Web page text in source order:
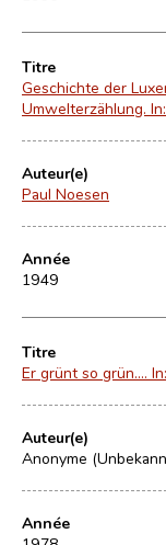
Titre
Geschichte der
Umwelterzählung.
Auteur(e)
Paul Noesen
Année
1949
Titre
Er grünt so grün....
Auteur(e)
Anonyme
Année